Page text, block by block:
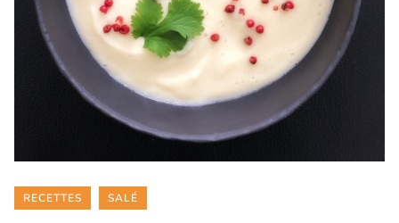
Categories
RECETTES SALÉ